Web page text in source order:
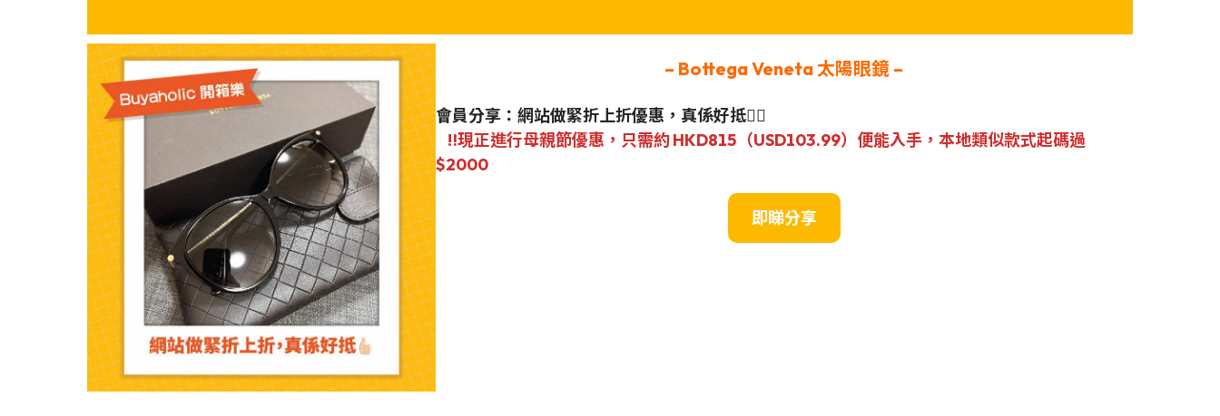
– Bottega Veneta 太陽眼鏡 –
會員分享：網站做緊折上折優惠，真係好抵👍🏼
‼️現正進行母親節優惠，只需約 HKD815（USD103.99）便能入手，本地類似款式起碼過
$2000
即睇分享